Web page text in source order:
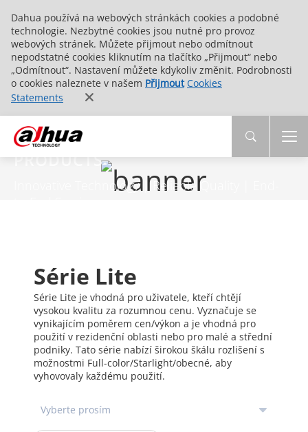
Dahua používá na webových stránkách cookies a podobné
technologie. Nezbytné cookies jsou nutné pro provoz
webových stránek. Můžete přijmout nebo odmítnout
nepodstatné cookies kliknutím na tlačítko „Přijmout“ nebo
„Odmítnout“. Nastavení můžete kdykoliv změnit. Podrobnosti
o cookies naleznete v našem Přijmout Cookies
Statements
PRODUCTS
Innovative Technology | Reliable Quality | End-
Série Lite
Série Lite je vhodná pro uživatele, kteří chtějí
vysokou kvalitu za rozumnou cenu. Vyznačuje se
vynikajícím poměrem cen/výkon a je vhodná pro
použití v rezidenční oblasti nebo pro malé a střední
podniky. Tato série nabízí širokou škálu rozlišení s
možnostmi Full-color/Starlight/obecné, aby
vyhovovaly každému použití.